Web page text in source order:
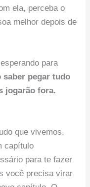
ela, perceba o
melhor depois de
para
saber pegar tudo
jogarão fora.
que vivemos,
capítulo
para te fazer
você precisa virar